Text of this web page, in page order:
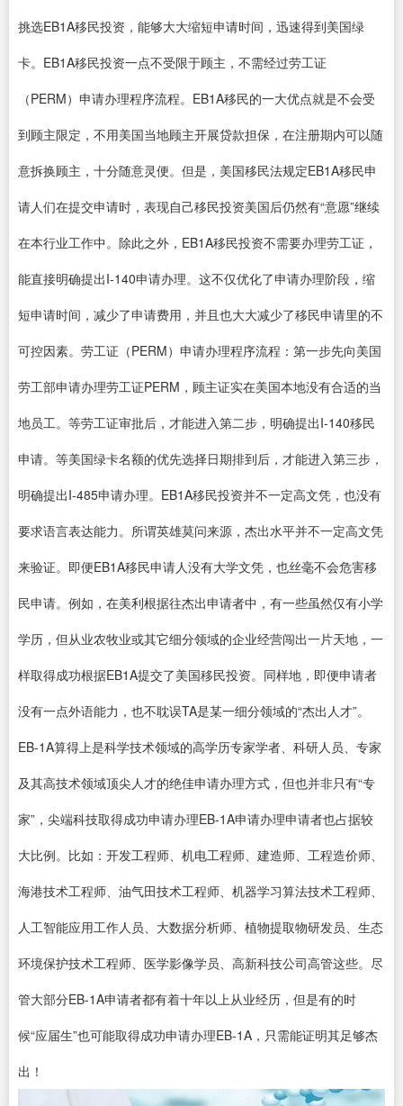
挑选EB1A移民投资，能够大大缩短申请时间，迅速得到美国绿
卡。EB1A移民投资一点不受限于顾主，不需经过劳工证
（PERM）申请办理程序流程。EB1A移民的一大优点就是不会受
到顾主限定，不用美国当地顾主开展贷款担保，在注册期内可以随
意拆换顾主，十分随意灵便。但是，美国移民法规定EB1A移民申
请人们在提交申请时，表现自己移民投资美国后仍然有“意愿”继续
在本行业工作中。除此之外，EB1A移民投资不需要办理劳工证，
能直接明确提出I-140申请办理。这不仅优化了申请办理阶段，缩
短申请时间，减少了申请费用，并且也大大减少了移民申请里的不
可控因素。劳工证（PERM）申请办理程序流程：第一步先向美国
劳工部申请办理劳工证PERM，顾主证实在美国本地没有合适的当
地员工。等劳工证审批后，才能进入第二步，明确提出I-140移民
申请。等美国绿卡名额的优先选择日期排到后，才能进入第三步，
明确提出I-485申请办理。EB1A移民投资并不一定高文凭，也没有
要求语言表达能力。所谓英雄莫问来源，杰出水平并不一定高文凭
来验证。即便EB1A移民申请人没有大学文凭，也丝毫不会危害移
民申请。例如，在美利根据往杰出申请者中，有一些虽然仅有小学
学历，但从业农牧业或其它细分领域的企业经营闯出一片天地，一
样取得成功根据EB1A提交了美国移民投资。同样地，即便申请者
没有一点外语能力，也不耽误TA是某一细分领域的“杰出人才”。
EB-1A算得上是科学技术领域的高学历专家学者、科研人员、专家
及其高技术领域顶尖人才的绝佳申请办理方式，但也并非只有“专
家”，尖端科技取得成功申请办理EB-1A申请办理申请者也占据较
大比例。比如：开发工程师、机电工程师、建造师、工程造价师、
海港技术工程师、油气田技术工程师、机器学习算法技术工程师、
人工智能应用工作人员、大数据分析师、植物提取物研发员、生态
环境保护技术工程师、医学影像学员、高新科技公司高管这些。尽
管大部分EB-1A申请者都有着十年以上从业经历，但是有的时
候“应届生”也可能取得成功申请办理EB-1A，只需能证明其足够杰
出！